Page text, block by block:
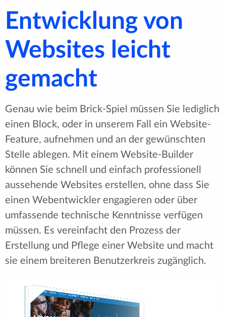
Entwicklung von
Websites leicht
gemacht
Genau wie beim Brick-Spiel müssen Sie lediglich
einen Block, oder in unserem Fall ein Website-
Feature, aufnehmen und an der gewünschten
Stelle ablegen. Mit einem Website-Builder
können Sie schnell und einfach professionell
aussehende Websites erstellen, ohne dass Sie
einen Webentwickler engagieren oder über
umfassende technische Kenntnisse verfügen
müssen. Es vereinfacht den Prozess der
Erstellung und Pflege einer Website und macht
sie einem breiteren Benutzerkreis zugänglich.